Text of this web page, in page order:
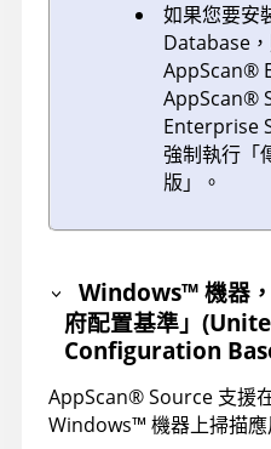
如果您要安
Database
AppScan®
AppScan®
Enterprise
強制執行「
版」。
Windows™ 機器
府配置基準」
Configuration
AppScan®Source 支援
Windows™ 機器上掃描應